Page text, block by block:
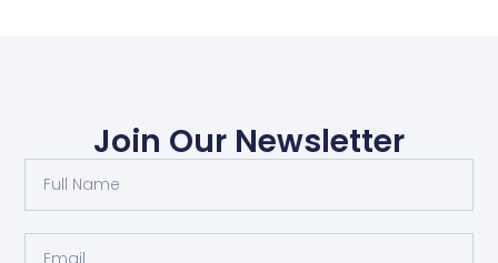
Join Our Newsletter